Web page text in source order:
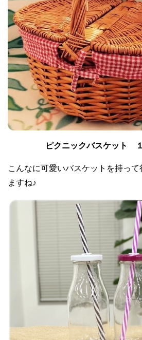
ピクニックバスケット
こんなに可愛いバスケットを持っ
ますね♪